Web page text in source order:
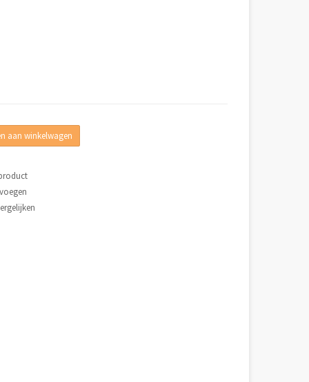
aan winkelwagen